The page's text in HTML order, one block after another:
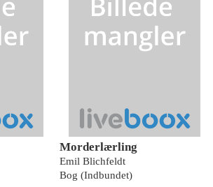
Morderlærling
Emil Blichfeldt
Bog (Indbundet)